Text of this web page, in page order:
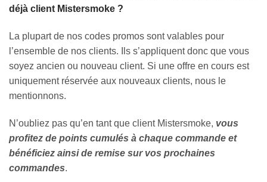
déjà client Mistersmoke ?
La plupart de nos codes promos sont valables pour
l’ensemble de nos clients. Ils s’appliquent donc que vous
soyez ancien ou nouveau client. Si une offre en cours est
uniquement réservée aux nouveaux clients, nous le
mentionnons.
N’oubliez pas qu’en tant que client Mistersmoke, vous
profitez de points cumulés à chaque commande et
bénéficiez ainsi de remise sur vos prochaines
commandes.